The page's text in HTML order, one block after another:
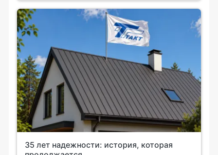
35 лет надежности: история, которая